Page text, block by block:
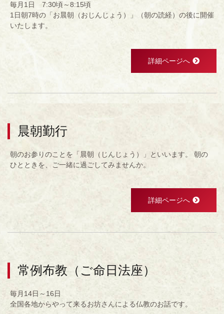
毎月1日 7:30頃～8:15頃
1日朝7時の「お晨朝（おじんじょう）」（朝の読経）の後に開催
いたします。
詳細ページへ
晨朝勤行
朝のお参りのことを「晨朝（じんじょう）」といいます。 朝の
ひとときを、ご一緒に過ごしてみませんか。
詳細ページへ
常例布教（ご命日法座）
毎月14日～16日
全国各地からやって来るお坊さんによる仏教のお話です。